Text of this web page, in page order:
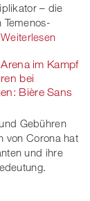
– die
Temenos-
Weiterlesen
im Kampf
bei
Bière Sans
Gebühren
von Corona hat
und ihre